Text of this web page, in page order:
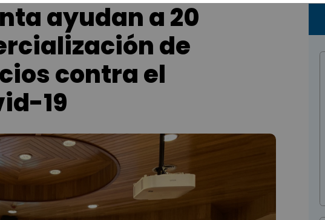
ayudan a 20
de
contra el
19